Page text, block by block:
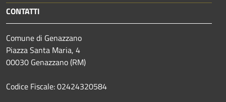
CONTATTI
Comune di Genazzano
Piazza Santa Maria, 4
00030 Genazzano (RM)
Codice Fiscale: 02424320584